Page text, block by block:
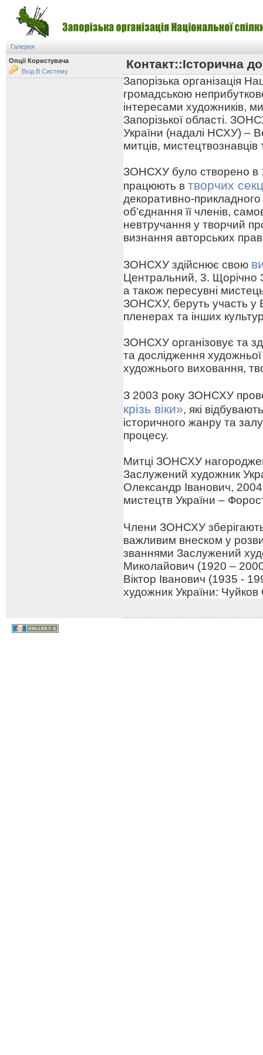
Галерея
Опції Користувача
Вхід В Систему
Контакт::Історична
Запорізька організація
громадською
інтересами художників,
Запорізької області.
України (надалі НСХУ) –
митців,
ЗОНСХУ було створено в
працюють в творчих
декоративно-
об’єднання її членів,
невтручання у творчий
визнання авторських
ЗОНСХУ здійснює свою
Центральний, 3. Щорічно
а також пересувні
ЗОНСХУ, беруть участь у
пленерах та інших
ЗОНСХУ організовує та
та дослідження
художнього виховання,
З 2003 року ЗОНСХУ
крізь віки», які
історичного жанру та
процесу.
Митці ЗОНСХУ
Заслужений художник
Олександр Іванович,
мистецтв України –
Члени ЗОНСХУ
важливим внеском у
званнями Заслужений
Миколайович (1920 –
Віктор Іванович (1935 -
художник України: